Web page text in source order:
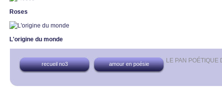
Roses
L'origine du monde
LE PAN
recueil no3 amour en poésie